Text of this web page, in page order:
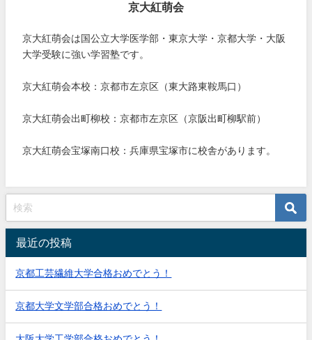
京大紅萌会
京大紅萌会は国公立大学医学部・東京大学・京都大学・大阪
大学受験に強い学習塾です。
京大紅萌会本校：京都市左京区（東大路東鞍馬口）
京大紅萌会出町柳校：京都市左京区（京阪出町柳駅前）
京大紅萌会宝塚南口校：兵庫県宝塚市に校舎があります。
最近の投稿
京都工芸繊維大学合格おめでとう！
京都大学文学部合格おめでとう！